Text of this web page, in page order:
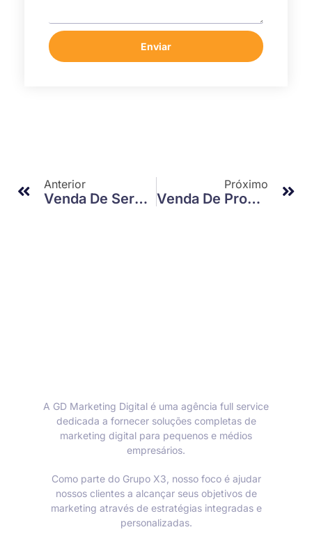
Enviar
Anterior
Venda De Serviços: Como Aprimorar Suas Estratégias E Impulsionar Resultados
Próximo
Venda De Produtos: Estratégias Para Aumentar Suas Vendas Agora Mesmo
A GD Marketing Digital é uma agência full service
dedicada a fornecer soluções completas de
marketing digital para pequenos e médios
empresários.
Como parte do Grupo X3, nosso foco é ajudar
nossos clientes a alcançar seus objetivos de
marketing através de estratégias integradas e
personalizadas.